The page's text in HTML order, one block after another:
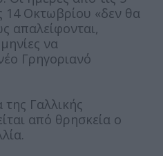
14 Οκτωβρίου «δεν θα
απαλείφονται,
να
Γρηγοριανό
της Γαλλικής
από θρησκεία ο